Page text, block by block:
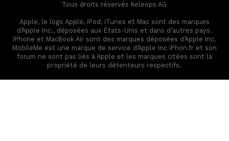
Tous droits réservés Keleops AG
Apple, le logo Apple, iPod, iTunes et Mac sont des marques
d’Apple Inc., déposées aux États-Unis et dans d’autres pays.
iPhone et MacBook Air sont des marques déposées d’Apple Inc.
MobileMe est une marque de service d’Apple Inc iPhon.fr et son
forum ne sont pas liés à Apple et les marques citées sont la
propriété de leurs détenteurs respectifs.